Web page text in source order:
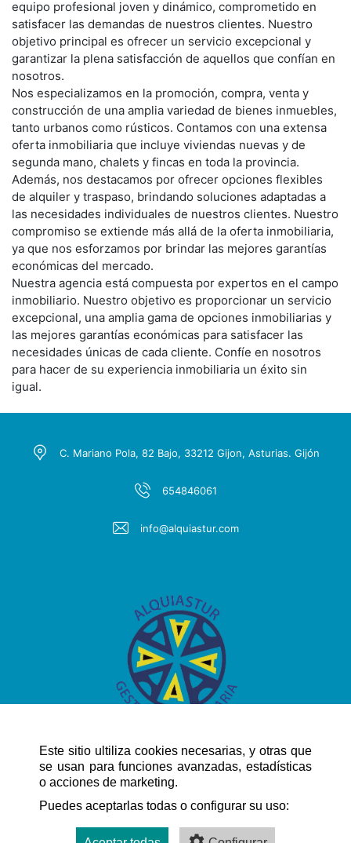
Este sitio ultiliza cookies necesarias, y otras que
se usan para funciones avanzadas, estadísticas
o acciones de marketing.
Puedes aceptarlas todas o configurar su uso:
equipo profesional joven y dinámico, comprometido en
satisfacer las demandas de nuestros clientes. Nuestro
objetivo principal es ofrecer un servicio excepcional y
garantizar la plena satisfacción de aquellos que confían en
nosotros.
Nos especializamos en la promoción, compra, venta y
construcción de una amplia variedad de bienes inmuebles,
tanto urbanos como rústicos. Contamos con una extensa
oferta inmobiliaria que incluye viviendas nuevas y de
segunda mano, chalets y fincas en toda la provincia.
Además, nos destacamos por ofrecer opciones flexibles
de alquiler y traspaso, brindando soluciones adaptadas a
las necesidades individuales de nuestros clientes. Nuestro
compromiso se extiende más allá de la oferta inmobiliaria,
ya que nos esforzamos por brindar las mejores garantías
económicas del mercado.
Nuestra agencia está compuesta por expertos en el campo
inmobiliario. Nuestro objetivo es proporcionar un servicio
excepcional, una amplia gama de opciones inmobiliarias y
las mejores garantías económicas para satisfacer las
necesidades únicas de cada cliente. Confíe en nosotros
para hacer de su experiencia inmobiliaria un éxito sin
igual.
C. Mariano Pola, 82 Bajo, 33212 Gijon, Asturias. Gijón
654846061
info@alquiastur.com
NAVEGACIÓN RÁPIDA